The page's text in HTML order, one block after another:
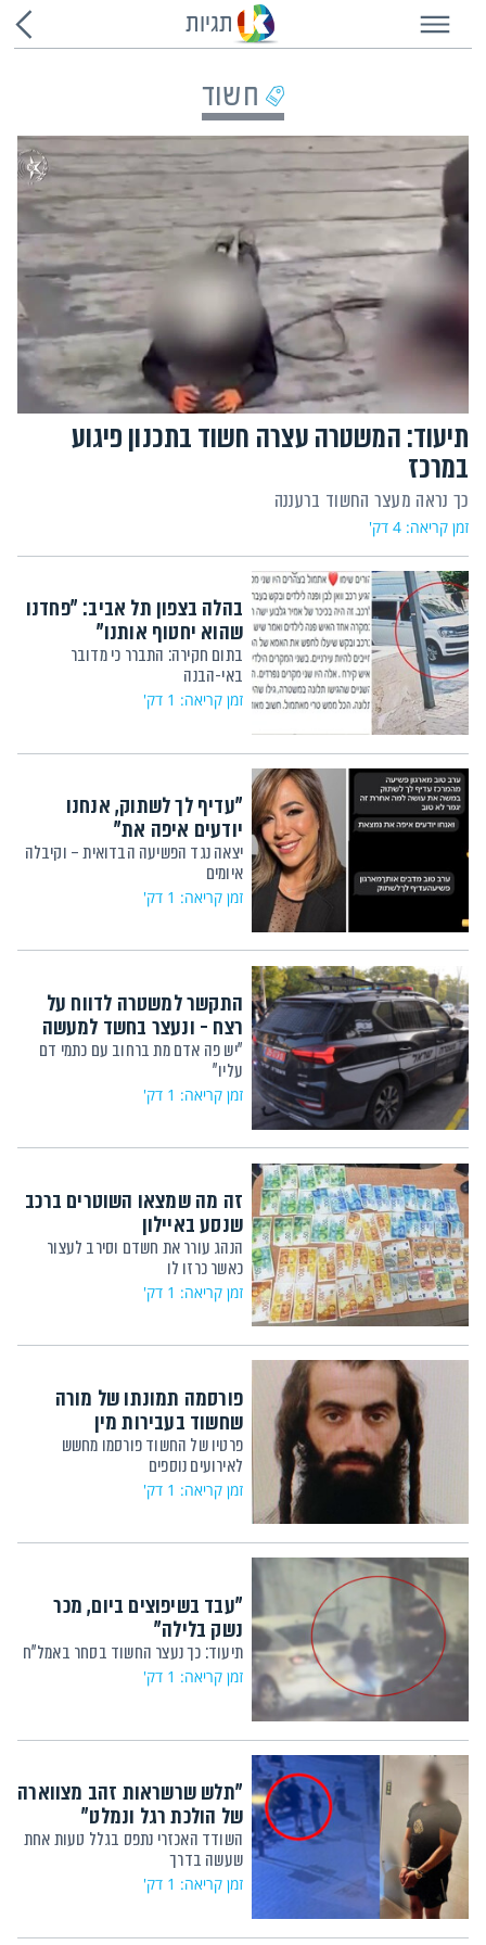
תגיות
חשוד
תיעוד: המשטרה עצרה חשוד בתכנון פיגוע
במרכז
כך נראה מעצר החשוד ברעננה
זמן קריאה: 4 דק'
בהלה בצפון תל אביב: "פחדנו
שהוא יחטוף אותנו"
בתום חקירה: התברר כי מדובר
באי-הבנה
זמן קריאה: 1 דק'
"עדיף לך לשתוק, אנחנו
יודעים איפה את"
יצאה נגד הפשיעה הבדואית – וקיבלה
איומים
זמן קריאה: 1 דק'
התקשר למשטרה לדווח על
רצח - ונעצר בחשד למעשה
"יש פה אדם מת ברחוב עם כתמי דם
עליו"
זמן קריאה: 1 דק'
זה מה שמצאו השוטרים ברכב
שנסע באיילון
הנהג עורר את חשדם וסירב לעצור
כאשר כרזו לו
זמן קריאה: 1 דק'
פורסמה תמונתו של מורה
שחשוד בעבירות מין
פרטיו של החשוד פורסמו מחשש
לאירועים נוספים
זמן קריאה: 1 דק'
"עבד בשיפוצים ביום, מכר
נשק בלילה"
תיעוד: כך נעצר החשוד בסחר באמל"ח
זמן קריאה: 1 דק'
"תלש שרשראות זהב מצווארה
של הולכת רגל ונמלט"
השודד האכזרי נתפס בגלל טעות אחת
שעשה בדרך
זמן קריאה: 1 דק'